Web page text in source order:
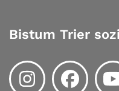
Bistum Trier